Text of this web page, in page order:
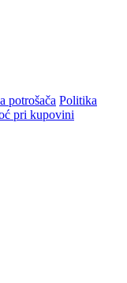
potrošača Politika
pri kupovini